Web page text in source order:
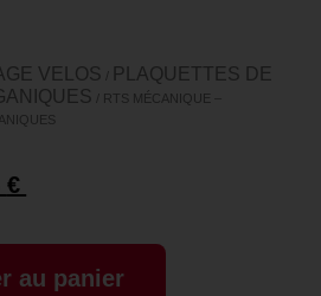
VELOS
PLAQUETTES DE
/ RTS MÉCANIQUE –
€
au panier